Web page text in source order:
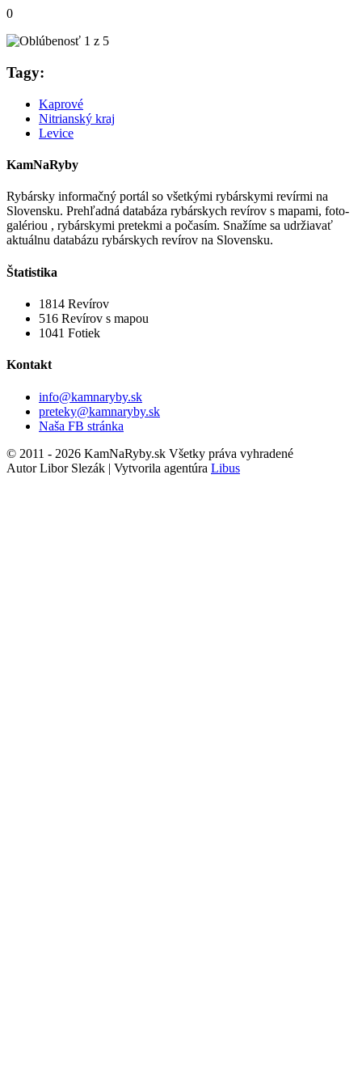
0
Tagy:
Kaprové
Nitrianský kraj
Levice
KamNaRyby
Rybársky informačný portál so všetkými rybárskymi revírmi na
Slovensku. Prehľadná databáza rybárskych revírov s mapami, foto-
galériou , rybárskymi pretekmi a počasím. Snažíme sa udržiavať
aktuálnu databázu rybárskych revírov na Slovensku.
Štatistika
1814 Revírov
516 Revírov s mapou
1041 Fotiek
Kontakt
info@kamnaryby.sk
preteky@kamnaryby.sk
Naša FB stránka
© 2011 - 2026 KamNaRyby.sk Všetky práva vyhradené
Autor Libor Slezák | Vytvorila agentúra Libus